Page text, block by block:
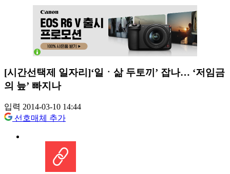
[시간선택제 일자리]‘일ㆍ삶 두토끼’ 잡나… ‘저임금
의 늪’ 빠지나
입력 2014-03-10 14:44
선호매체 추가